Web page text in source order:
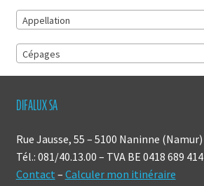
Appellation
Cépages
DIFALUX SA
Rue Jausse, 55 – 5100 Naninne (Namur)
Tél.: 081/40.13.00 – TVA BE 0418 689 414
Contact – Calculer mon itinéraire